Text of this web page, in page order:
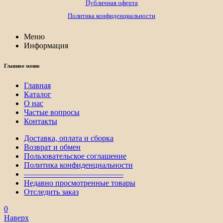
Публичная оферта
Политика конфиденциальности
Меню
Информация
Главное меню
Главная
Каталог
О нас
Частые вопросы
Контакты
Доставка, оплата и сборка
Возврат и обмен
Пользовательское соглашение
Политика конфиденциальности
————————————–
Недавно просмотренные товары
Отследить заказ
0
Наверх